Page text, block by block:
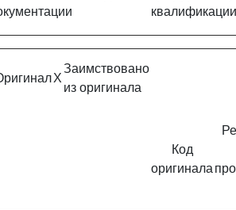
квалификации
X
Заимствовано
из оригинала
Код
оригинала